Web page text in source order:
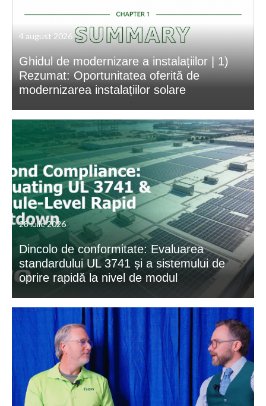
4 august 2026
Ghidul de modernizare a instalațiilor | 1)
Rezumat: Oportunitatea oferită de
modernizarea instalațiilor solare
28 iulie 2026
Dincolo de conformitate: Evaluarea
standardului UL 3741 și a sistemului de
oprire rapidă la nivel de modul